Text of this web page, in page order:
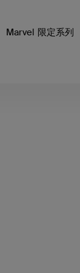
Marvel 限定系列